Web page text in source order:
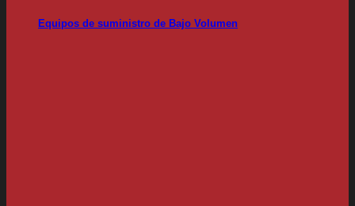
Equipos de suministro de Bajo Volumen